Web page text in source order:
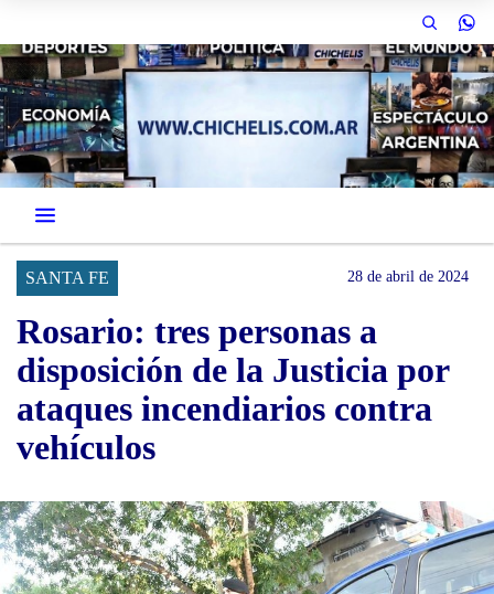
SANTA FE 28 de abril de 2024
Rosario: tres personas a
disposición de la Justicia por
ataques incendiarios contra
vehículos